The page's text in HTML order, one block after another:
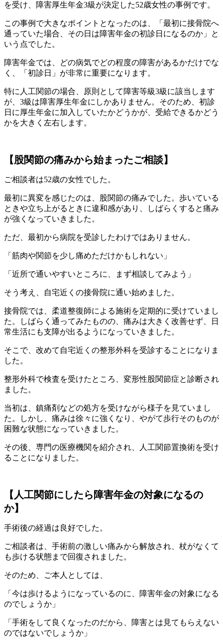
を受け、障害厚生年金3級が決定した52歳女性の事例です。
この事例で大きなポイントとなったのは、「最初に接骨院へ
通っていた場合、その日は障害年金の初診日になるのか」と
いう点でした。
障害年金では、どの病気でどの程度の障害があるかだけでな
く、「初診日」が非常に重要になります。
特に人工関節の場合、原則として障害等級3級に該当します
が、3級は障害厚生年金にしかありません。そのため、初診
日に厚生年金に加入していたかどうかが、受給できるかどう
かを大きく左右します。
【股関節の痛みから始まったご相談】
ご相談者は52歳の女性でした。
最初に異変を感じたのは、股関節の痛みでした。歩いている
ときや立ち上がるときに違和感があり、しばらくすると痛み
が強くなっていきました。
ただ、最初から病院を受診したわけではありません。
「筋肉や関節を少し痛めただけかもしれない」
「近所で通いやすいところに、まず相談してみよう」
そう考え、自宅近くの接骨院に通い始めました。
接骨院では、柔道整復師による施術を定期的に受けていまし
た。しばらく通ってみたものの、痛みは大きく改善せず、日
常生活にも支障が出るようになっていきました。
そこで、改めて自宅近くの整形外科を受診することになりま
した。
整形外科で検査を受けたところ、変形性股関節症と診断され
ました。
当初は、鎮痛剤などの処方を受けながら様子を見ていまし
た。しかし、痛みは徐々に強くなり、やがて歩行そのものが
困難な状態になっていきました。
その後、専門の医療機関を紹介され、人工関節置換術を受け
ることになりました。
【人工関節にしたら障害年金の対象になるの
か】
手術後の経過は良好でした。
ご相談者は、手術前の激しい痛みから解放され、杖がなくて
も歩ける状態まで回復されました。
そのため、ご本人としては、
「今は歩けるようになっているのに、障害年金の対象になる
のでしょうか」
「手術をして良くなったのだから、障害とは見てもらえない
のではないでしょうか」